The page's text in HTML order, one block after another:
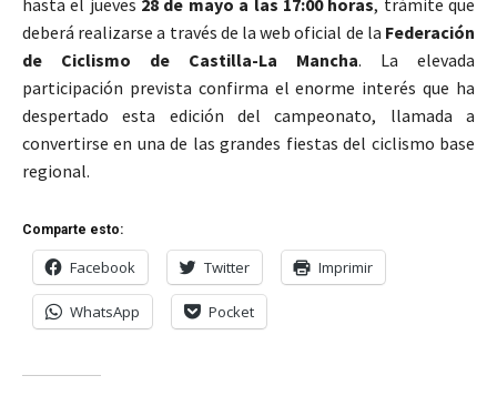
hasta el jueves 28 de mayo a las 17:00 horas, trámite que
deberá realizarse a través de la web oficial de la Federación
de Ciclismo de Castilla-La Mancha. La elevada
participación prevista confirma el enorme interés que ha
despertado esta edición del campeonato, llamada a
convertirse en una de las grandes fiestas del ciclismo base
regional.
Comparte esto:
Facebook Twitter Imprimir
WhatsApp Pocket